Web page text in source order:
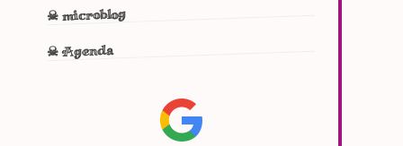
☠ microblog
☠ Agenda